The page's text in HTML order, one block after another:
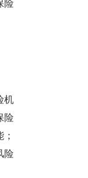
险
机
险
险